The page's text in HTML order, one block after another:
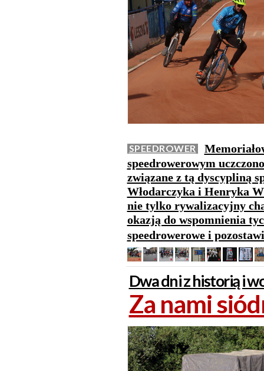
SPEEDROWER
speedrowerowym
związane z tą dyscypliną
Włodarczyka i Henryka
nie tylko rywalizacyjny
okazją do wspomnienia
speedrowerowe i
Dwa dni z historią i
Za nami